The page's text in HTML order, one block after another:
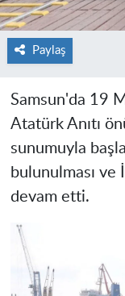
Paylaş
Samsun'da 19
Atatürk Anıtı
sunumuyla
bulunulması ve
devam etti.